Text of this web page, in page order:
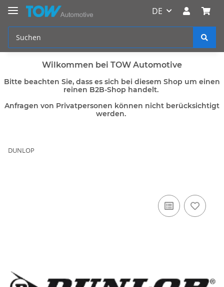
DE
Wilkommen bei TOW Automotive
Bitte beachten Sie, dass es sich bei diesem Shop um einen
reinen B2B-Shop handelt.
Anfragen von Privatpersonen können nicht berücksichtigt
werden.
DUNLOP